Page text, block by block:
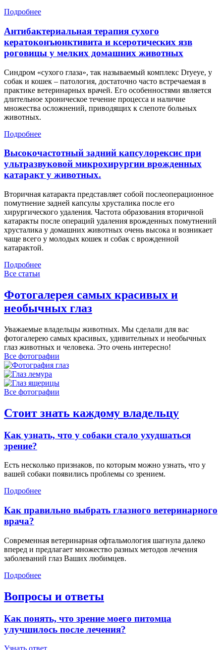
Подробнее
Антибактериальная терапия сухого
кератоконъюнктивита и ксеротических язв
роговицы у мелких домашних животных
Синдром «сухого глаза», так называемый комплекс Dryeye, у
собак и кошек – патология, достаточно часто встречаемая в
практике ветеринарных врачей. Его особенностями является
длительное хроническое течение процесса и наличие
множества осложнений, приводящих к слепоте больных
животных.
Подробнее
Высокочастотный задний капсулорексис при
ультразвуковой микрохирургии врожденных
катаракт у животных.
Вторичная катаракта представляет собой послеоперационное
помутнение задней капсулы хрусталика после его
хирургического удаления. Частота образования вторичной
катаракты после операций удаления врожденных помутнений
хрусталика у домашних животных очень высока и возникает
чаще всего у молодых кошек и собак с врожденной
катарактой.
Подробнее
Все статьи
Фотогалерея самых красивых и
необычных глаз
Уважаемые владельцы животных. Мы сделали для вас
фотогалерею самых красивых, удивительных и необычных
глаз животных и человека. Это очень интересно!
Все фотографии
Все фотографии
Стоит знать каждому владельцу
Как узнать, что у собаки стало ухудшаться
зрение?
Есть несколько признаков, по которым можно узнать, что у
вашей собаки появились проблемы со зрением.
Подробнее
Как правильно выбрать глазного ветеринарного
врача?
Современная ветеринарная офтальмология шагнула далеко
вперед и предлагает множество разных методов лечения
заболеваний глаз Ваших любимцев.
Подробнее
Вопросы и ответы
Как понять, что зрение моего питомца
улучшилось после лечения?